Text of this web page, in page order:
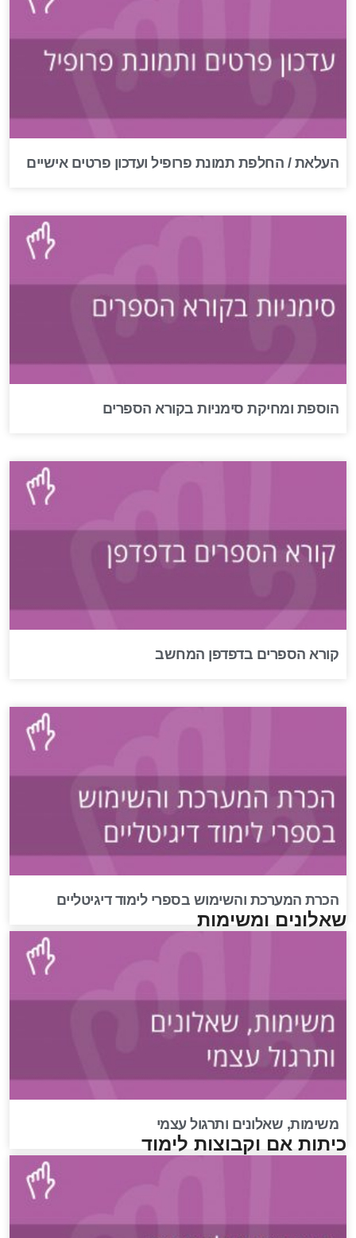
העלאת / החלפת תמונת פרופיל ועדכון פרטים אישיים
הוספת ומחיקת סימניות בקורא הספרים
קורא הספרים בדפדפן המחשב
הכרת המערכת והשימוש בספרי לימוד דיגיטליים
שאלונים ומשימות
משימות, שאלונים ותרגול עצמי
כיתות אם וקבוצות לימוד